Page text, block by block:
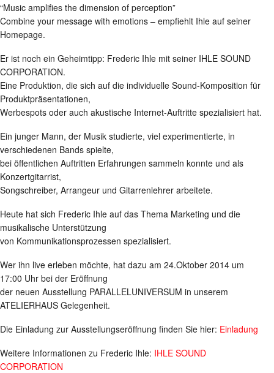
“Music amplifies the dimension of perception”
Combine your message with emotions – empfiehlt Ihle auf seiner
Homepage.
Er ist noch ein Geheimtipp: Frederic Ihle mit seiner IHLE SOUND
CORPORATION.
Eine Produktion, die sich auf die individuelle Sound-Komposition für
Produktpräsentationen,
Werbespots oder auch akustische Internet-Auftritte spezialisiert hat.
Ein junger Mann, der Musik studierte, viel experimentierte, in
verschiedenen Bands spielte,
bei öffentlichen Auftritten Erfahrungen sammeln konnte und als
Konzertgitarrist,
Songschreiber, Arrangeur und Gitarrenlehrer arbeitete.
Heute hat sich Frederic Ihle auf das Thema Marketing und die
musikalische Unterstützung
von Kommunikationsprozessen spezialisiert.
Wer ihn live erleben möchte, hat dazu am 24.Oktober 2014 um
17:00 Uhr bei der Eröffnung
der neuen Ausstellung PARALLELUNIVERSUM in unserem
ATELIERHAUS Gelegenheit.
Die Einladung zur Ausstellungseröffnung finden Sie hier: Einladung
Weitere Informationen zu Frederic Ihle: IHLE SOUND
CORPORATION